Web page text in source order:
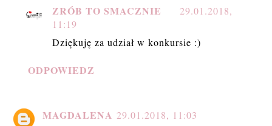
ZRÓB TO SMACZNIE
29.01.2018,
11:19
Dziękuję za udział w konkursie :)
ODPOWIEDZ
MAGDALENA 29.01.2018, 11:03